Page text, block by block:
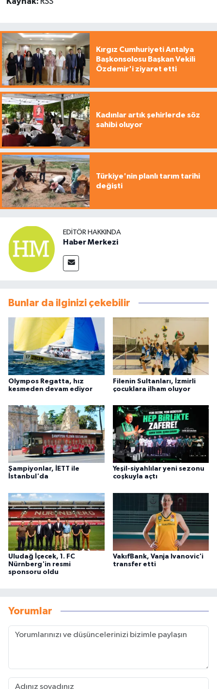
Kırgız Cumhuriyeti Antalya
Başkonsolosu Başkan Vekili
Özdemir'i ziyaret etti
Kadınlar artık şehirlerde söz
sahibi oluyor
Türkiye'nin planlı tarım tarihi
değişti
EDITÖR HAKKINDA
Haber Merkezi
Bunlar da ilginizi çekebilir
Olympos Regatta, hız
kesmeden devam ediyor
Filenin Sultanları, İzmirli
çocuklara ilham oluyor
Şampiyonlar, İETT ile
İstanbul'da
Yeşil-siyahlılar yeni sezonu
coşkuyla açtı
Uludağ İçecek, 1. FC
Nürnberg'in resmi
sponsoru oldu
VakıfBank, Vanja Ivanovic'i
transfer etti
Yorumlar